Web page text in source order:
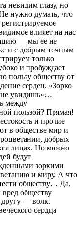
невидим глазу, но
нужно думать, что
влияет на нас
— мы ее не
и с добрым точным
только
и пробуждает
пользу обществу от
сердец. «Зорко
не увидишь»…
между
пользой? Прямая!
и прочие
в обществе мир и
добрых
лицах. Но можно
будут
зоркими
и миру. А что
обществу… Да,
обществу
другу — волк.
сердца